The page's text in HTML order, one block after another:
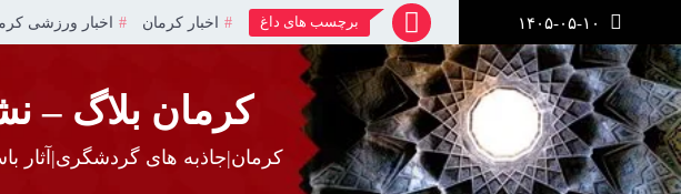
محتوا
برچسب های داغ اخبار کرمان اخبار ورزشی
کرمان بلاگ –
کرمان|جاذبه های گردشگری|آثار